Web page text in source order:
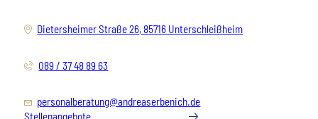
Dietersheimer Straße 26, 85716 Unterschleißheim
089 / 37 48 89 63
personalberatung@andreaserbenich.de
Stellenangebote